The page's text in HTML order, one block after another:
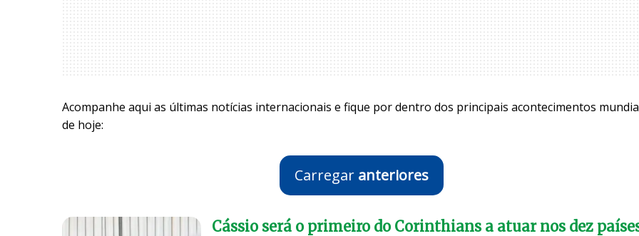
Acompanhe aqui as últimas notícias internacionais e fique por dentro dos principais acontecimentos
de hoje:
Carregar anteriores
Cássio será o primeiro do Corinthians a atuar nos dez